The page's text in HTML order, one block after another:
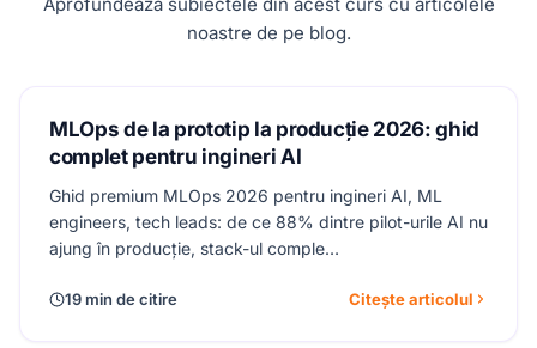
Aprofundează subiectele din acest curs cu articolele
noastre de pe blog.
MLOps de la prototip la producție 2026: ghid
complet pentru ingineri AI
Ghid premium MLOps 2026 pentru ingineri AI, ML
engineers, tech leads: de ce 88% dintre pilot-urile AI nu
ajung în producție, stack-ul comple…
19 min de citire Citește articolul